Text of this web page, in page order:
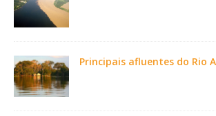
Principais afluentes do Rio